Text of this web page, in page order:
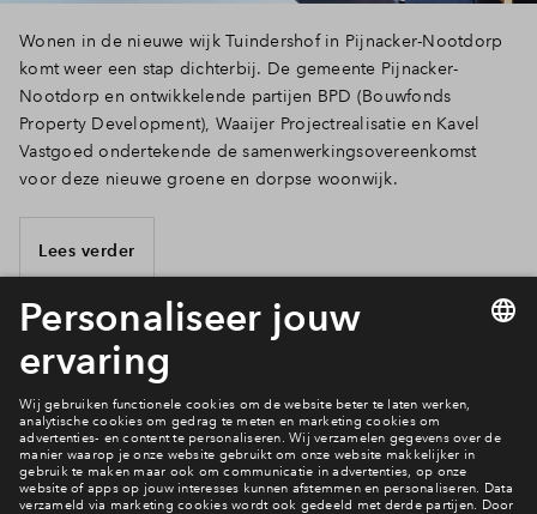
Wonen in de nieuwe wijk Tuindershof in Pijnacker-Nootdorp
komt weer een stap dichterbij. De gemeente Pijnacker-
Nootdorp en ontwikkelende partijen BPD (Bouwfonds
Property Development), Waaijer Projectrealisatie en Kavel
Vastgoed ondertekende de samenwerkingsovereenkomst
voor deze nieuwe groene en dorpse woonwijk.
Lees verder
Wonen in Tuindershof?